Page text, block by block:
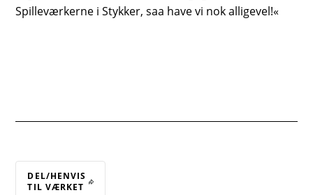
Spilleværkerne i Stykker, saa have vi nok alligevel!«
DEL/HENVIS
TIL VÆRKET